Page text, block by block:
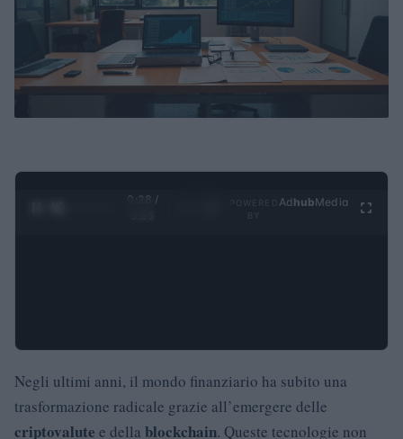
0:29 /
Ad hubMedia
Negli ultimi anni, il mondo finanziario ha subito una
trasformazione radicale grazie all’emergere delle
criptovalute e della blockchain. Queste tecnologie non